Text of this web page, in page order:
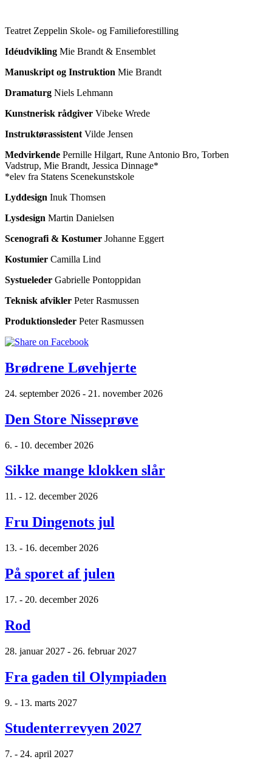
Teatret Zeppelin Skole- og Familieforestilling
Idéudvikling Mie Brandt & Ensemblet
Manuskript og Instruktion Mie Brandt
Dramaturg Niels Lehmann
Kunstnerisk rådgiver Vibeke Wrede
Instruktørassistent Vilde Jensen
Medvirkende Pernille Hilgart, Rune Antonio Bro, Torben
Vadstrup, Mie Brandt, Jessica Dinnage*
*elev fra Statens Scenekunstskole
Lyddesign Inuk Thomsen
Lysdesign Martin Danielsen
Scenografi & Kostumer Johanne Eggert
Kostumier Camilla Lind
Systueleder Gabrielle Pontoppidan
Teknisk afvikler Peter Rasmussen
Produktionsleder Peter Rasmussen
Brødrene Løvehjerte
24. september 2026 - 21. november 2026
Den Store Nisseprøve
6. - 10. december 2026
Sikke mange klokken slår
11. - 12. december 2026
Fru Dingenots jul
13. - 16. december 2026
På sporet af julen
17. - 20. december 2026
Rod
28. januar 2027 - 26. februar 2027
Fra gaden til Olympiaden
9. - 13. marts 2027
Studenterrevyen 2027
7. - 24. april 2027